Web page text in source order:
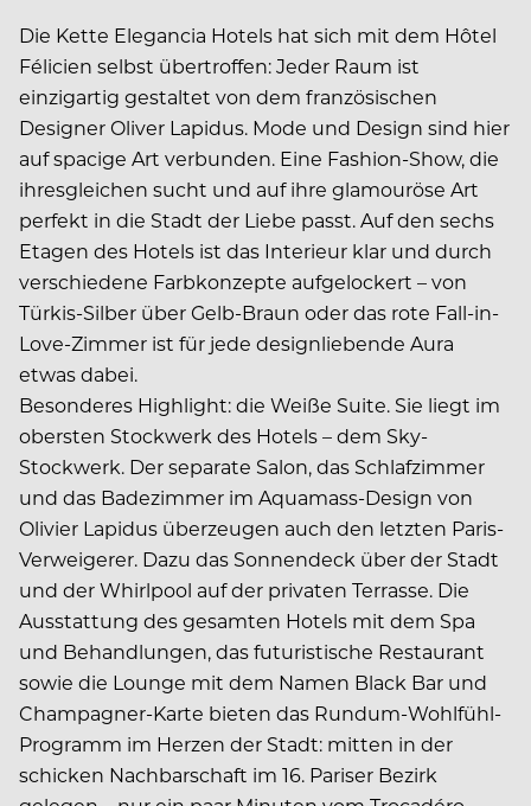
Die Kette Elegancia Hotels hat sich mit dem Hôtel
Félicien selbst übertroffen: Jeder Raum ist
einzigartig gestaltet von dem französischen
Designer Oliver Lapidus. Mode und Design sind hier
auf spacige Art verbunden. Eine Fashion-Show, die
ihresgleichen sucht und auf ihre glamouröse Art
perfekt in die Stadt der Liebe passt. Auf den sechs
Etagen des Hotels ist das Interieur klar und durch
verschiedene Farbkonzepte aufgelockert – von
Türkis-Silber über Gelb-Braun oder das rote Fall-in-
Love-Zimmer ist für jede designliebende Aura
etwas dabei.
Besonderes Highlight: die Weiße Suite. Sie liegt im
obersten Stockwerk des Hotels – dem Sky-
Stockwerk. Der separate Salon, das Schlafzimmer
und das Badezimmer im Aquamass-Design von
Olivier Lapidus überzeugen auch den letzten Paris-
Verweigerer. Dazu das Sonnendeck über der Stadt
und der Whirlpool auf der privaten Terrasse. Die
Ausstattung des gesamten Hotels mit dem Spa
und Behandlungen, das futuristische Restaurant
sowie die Lounge mit dem Namen Black Bar und
Champagner-Karte bieten das Rundum-Wohlfühl-
Programm im Herzen der Stadt: mitten in der
schicken Nachbarschaft im 16. Pariser Bezirk